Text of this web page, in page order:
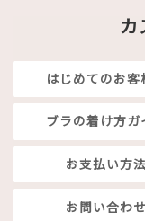
カ
はじめてのお客
ブラの着け方ガ
お支払い方法
お問い合わせ